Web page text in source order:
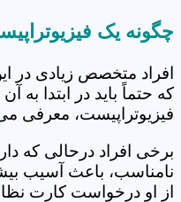
چگونه یک
افراد متخصص زیادی در
که حتماً باید در ابتدا
فیزیوتراپیست، معرفی
برخی افراد درحالی که
نامناسب، باعث آسیب
از او درخواست کارت